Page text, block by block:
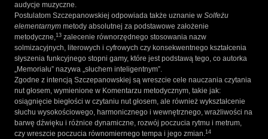
audycje muzyczne.
Postulatom Szczepanowskiej odpowiada także uznanie w Solfeżu
elementarnym metody absolutnej za podstawowe założenie
metodyczne,13 zalecenie równorzędnego stosowania nazw
solmizacyjnych, literowych i cyfrowych czy konsekwentnego kształcenia
słyszenia funkcyjnego stopni gamy, które jest podstawą tego, co autorka
„Memoriału” nazywa „słuchem inteligentnym”.
Zgodne z intencją Szczepanowskiej są wreszcie cele nauczania czytania
nut głosem, wymienione w Komentarzu metodycznym, takie jak:
osiągnięcie biegłości w czytaniu nut głosem, ale również wykształcenie
słuchu wysokościowego, harmonicznego i wewnętrznego, wrażliwości na
barwę dźwięku i różnice dynamiczne, rozwój poczucia rytmu i metrum,
czy wreszcie poczucia równomiernego tempa i jego zmian.14